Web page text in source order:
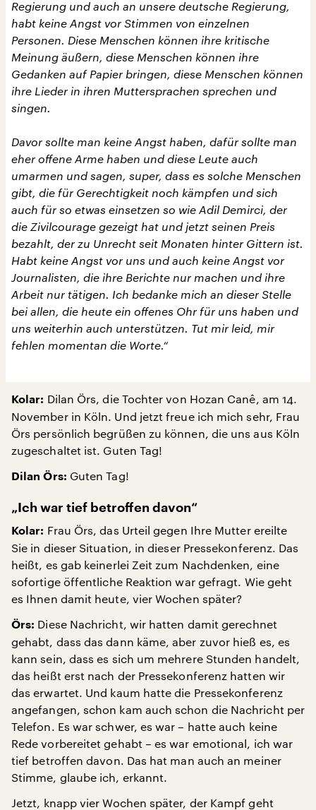
Regierung und auch an unsere deutsche Regierung,
habt keine Angst vor Stimmen von einzelnen
Personen. Diese Menschen können ihre kritische
Meinung äußern, diese Menschen können ihre
Gedanken auf Papier bringen, diese Menschen können
ihre Lieder in ihren Muttersprachen sprechen und
singen.
Davor sollte man keine Angst haben, dafür sollte man
eher offene Arme haben und diese Leute auch
umarmen und sagen, super, dass es solche Menschen
gibt, die für Gerechtigkeit noch kämpfen und sich
auch für so etwas einsetzen so wie Adil Demirci, der
die Zivilcourage gezeigt hat und jetzt seinen Preis
bezahlt, der zu Unrecht seit Monaten hinter Gittern ist.
Habt keine Angst vor uns und auch keine Angst vor
Journalisten, die ihre Berichte nur machen und ihre
Arbeit nur tätigen. Ich bedanke mich an dieser Stelle
bei allen, die heute ein offenes Ohr für uns haben und
uns weiterhin auch unterstützen. Tut mir leid, mir
fehlen momentan die Worte.“
Kolar: Dilan Örs, die Tochter von Hozan Canê, am 14.
November in Köln. Und jetzt freue ich mich sehr, Frau
Örs persönlich begrüßen zu können, die uns aus Köln
zugeschaltet ist. Guten Tag!
Dilan Örs: Guten Tag!
„Ich war tief betroffen davon“
Kolar: Frau Örs, das Urteil gegen Ihre Mutter ereilte
Sie in dieser Situation, in dieser Pressekonferenz. Das
heißt, es gab keinerlei Zeit zum Nachdenken, eine
sofortige öffentliche Reaktion war gefragt. Wie geht
es Ihnen damit heute, vier Wochen später?
Örs: Diese Nachricht, wir hatten damit gerechnet
gehabt, dass das dann käme, aber zuvor hieß es, es
kann sein, dass es sich um mehrere Stunden handelt,
das heißt erst nach der Pressekonferenz hatten wir
das erwartet. Und kaum hatte die Pressekonferenz
angefangen, schon kam auch schon die Nachricht per
Telefon. Es war schwer, es war – hatte auch keine
Rede vorbereitet gehabt – es war emotional, ich war
tief betroffen davon. Das hat man auch an meiner
Stimme, glaube ich, erkannt.
Jetzt, knapp vier Wochen später, der Kampf geht